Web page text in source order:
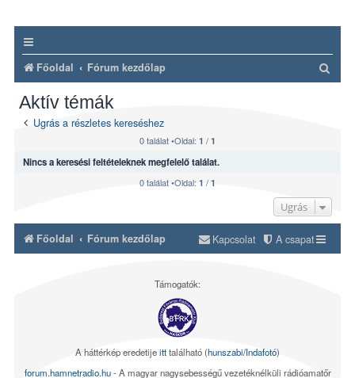
Főoldal Fórum kezdőlap
s
Aktív témák
Ugrás a részletes kereséshez
0 találat •Oldal: 1 / 1
Nincs a keresési feltételeknek megfelelő találat.
0 találat •Oldal: 1 / 1
Ugrás
Főoldal Fórum kezdőlap A csapat
Kapcsolat
Támogatók:
A háttérkép eredetijeitttalálható (hunszabi/Indafotó)
forum.hamnetradio.hu- A magyar nagysebességű vezetéknélküli rádióamatőr